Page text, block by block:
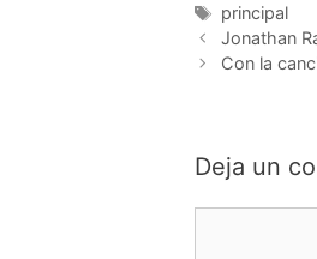
principal
Jonathan
Con la
Deja un